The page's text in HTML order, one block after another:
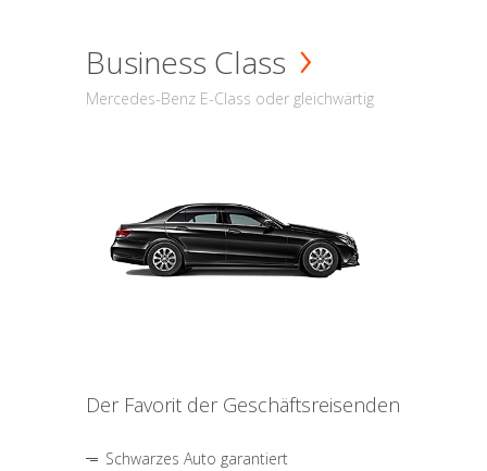
Business Class
Mercedes-Benz E-Class oder gleichwärtig
Der Favorit der Geschäftsreisenden
Schwarzes Auto garantiert